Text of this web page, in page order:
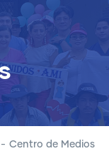
- Centro de Medios